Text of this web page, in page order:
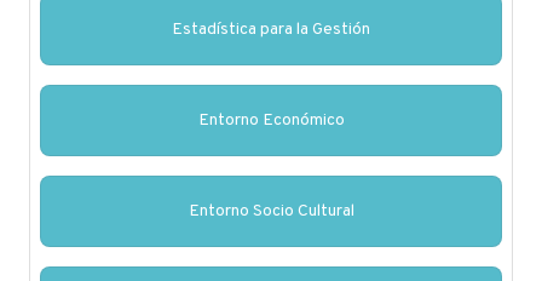
Estadística para la Gestión
Entorno Económico
Entorno Socio Cultural